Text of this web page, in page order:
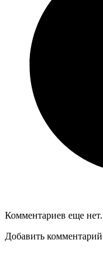
Комментариев еще
Добавить комментарий